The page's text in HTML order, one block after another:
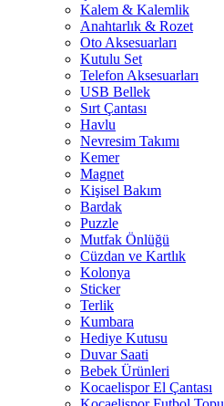
Kalem & Kalemlik
Anahtarlık & Rozet
Oto Aksesuarları
Kutulu Set
Telefon Aksesuarları
USB Bellek
Sırt Çantası
Havlu
Nevresim Takımı
Kemer
Magnet
Kişisel Bakım
Bardak
Puzzle
Mutfak Önlüğü
Cüzdan ve Kartlık
Kolonya
Sticker
Terlik
Kumbara
Hediye Kutusu
Duvar Saati
Bebek Ürünleri
Kocaelispor El Çantası